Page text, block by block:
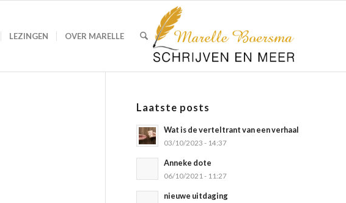
LEZINGEN OVER MARELLE
Laatste posts
Wat is de verteltrant van een verhaal
03/10/2023 - 14:37
Anneke dote
06/10/2021 - 11:27
nieuwe uitdaging